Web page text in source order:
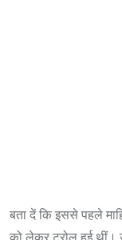
बता दें कि इससे पहले
को लेकर ट्रोल हुई थीं।